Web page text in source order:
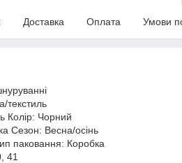
Доставка Оплата Умови
текстиль
Колір: Чорний
Сезон: Весна/осінь
паковання: Коробка
41